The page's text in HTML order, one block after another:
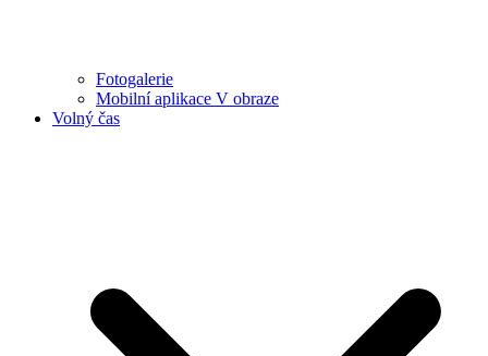
Fotogalerie
Mobilní aplikace V obraze
Volný čas